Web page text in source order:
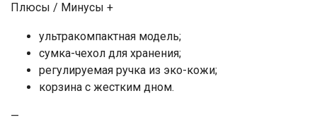
Плюсы / Минусы +
ультракомпактная модель;
сумка-чехол для хранения;
регулируемая ручка из эко-кожи;
корзина с жестким дном.
—